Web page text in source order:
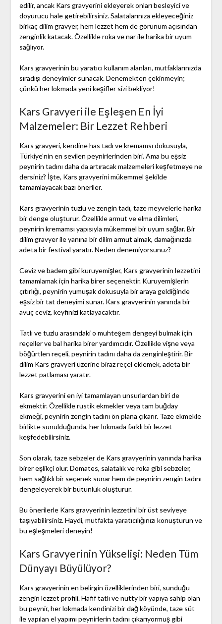
edilir, ancak Kars gravyerini ekleyerek onları besleyici ve
doyurucu hale getirebilirsiniz. Salatalarınıza ekleyeceğiniz
birkaç dilim gravyer, hem lezzet hem de görünüm açısından
zenginlik katacak. Özellikle roka ve nar ile harika bir uyum
sağlıyor.
Kars gravyerinin bu yaratıcı kullanım alanları, mutfaklarınızda
sıradışı deneyimler sunacak. Denemekten çekinmeyin;
çünkü her lokmada yeni keşifler sizi bekliyor!
Kars Gravyeri ile Eşleşen En İyi
Malzemeler: Bir Lezzet Rehberi
Kars gravyeri, kendine has tadı ve kremamsı dokusuyla,
Türkiye’nin en sevilen peynirlerinden biri. Ama bu eşsiz
peynirin tadını daha da artıracak malzemeleri keşfetmeye ne
dersiniz? İşte, Kars gravyerini mükemmel şekilde
tamamlayacak bazı öneriler.
Kars gravyerinin tuzlu ve zengin tadı, taze meyvelerle harika
bir denge oluşturur. Özellikle armut ve elma dilimleri,
peynirin kremamsı yapısıyla mükemmel bir uyum sağlar. Bir
dilim gravyer ile yanına bir dilim armut almak, damağınızda
adeta bir festival yaratır. Neden denemiyorsunuz?
Ceviz ve badem gibi kuruyemişler, Kars gravyerinin lezzetini
tamamlamak için harika birer seçenektir. Kuruyemişlerin
çıtırlığı, peynirin yumuşak dokusuyla bir araya geldiğinde
eşsiz bir tat deneyimi sunar. Kars gravyerinin yanında bir
avuç ceviz, keyfinizi katlayacaktır.
Tatlı ve tuzlu arasındaki o muhteşem dengeyi bulmak için
reçeller ve bal harika birer yardımcıdır. Özellikle vişne veya
böğürtlen reçeli, peynirin tadını daha da zenginleştirir. Bir
dilim Kars gravyeri üzerine biraz reçel eklemek, adeta bir
lezzet patlaması yaratır.
Kars gravyerini en iyi tamamlayan unsurlardan biri de
ekmektir. Özellikle rustik ekmekler veya tam buğday
ekmeği, peynirin zengin tadını ön plana çıkarır. Taze ekmekle
birlikte sunulduğunda, her lokmada farklı bir lezzet
keşfedebilirsiniz.
Son olarak, taze sebzeler de Kars gravyerinin yanında harika
birer eşlikçi olur. Domates, salatalık ve roka gibi sebzeler,
hem sağlıklı bir seçenek sunar hem de peynirin zengin tadını
dengeleyerek bir bütünlük oluşturur.
Bu önerilerle Kars gravyerinin lezzetini bir üst seviyeye
taşıyabilirsiniz. Haydi, mutfakta yaratıcılığınızı konuşturun ve
bu eşleşmeleri deneyin!
Kars Gravyerinin Yükselişi: Neden Tüm
Dünyayı Büyülüyor?
Kars gravyerinin en belirgin özelliklerinden biri, sunduğu
zengin lezzet profili. Hafif tatlı ve nutty bir yapıya sahip olan
bu peynir, her lokmada kendinizi bir dağ köyünde, taze süt
ile yapılan el yapımı peynirlerin tadını çıkarıyormuş gibi